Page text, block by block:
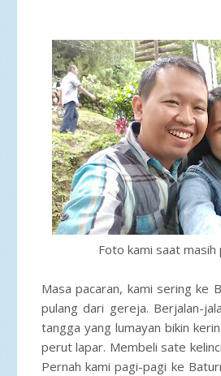
Foto kami saat masih
Masa pacaran, kami sering ke
pulang dari gereja. Berjalan-
tangga yang lumayan bikin
perut lapar. Membeli sate
Pernah kami pagi-pagi ke